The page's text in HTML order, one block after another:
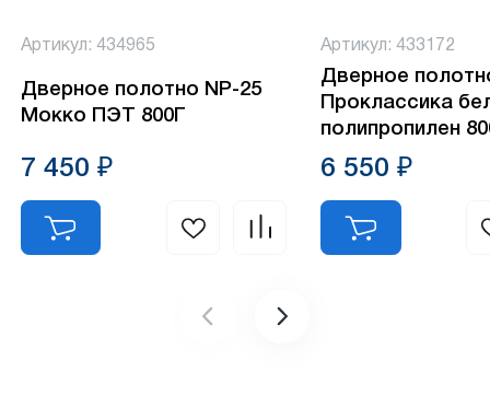
Артикул: 434965
Дверное полотно NP-25
Мокко ПЭТ 800Г
7 450 ₽
Артикул: 433172
Дверное
Проклассика
полипропилен
6 550 ₽